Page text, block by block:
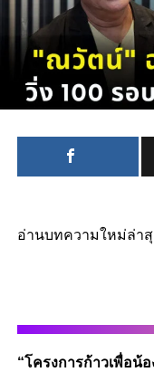
อ่านบทความใหม่ล่าสุ
“โครงการก้าวเพื่อน้